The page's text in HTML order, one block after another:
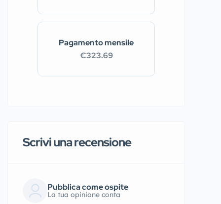
Pagamento mensile
€323.69
Scrivi una recensione
Pubblica come ospite
La tua opinione conta